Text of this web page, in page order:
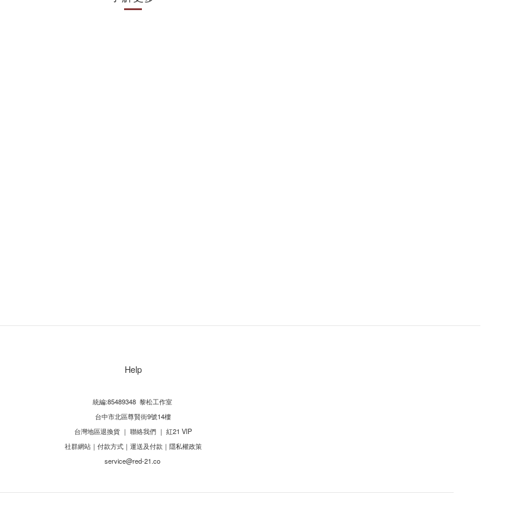
Help
統編:85489348 黎松工作室
台中市北區尊賢街9號14樓
台灣地區退換貨 ｜ 聯絡我們 ｜ 紅21 VIP
社群網站｜ 付款方式｜ 運送及付款 ｜ 隱私權政策
service@red-21.co